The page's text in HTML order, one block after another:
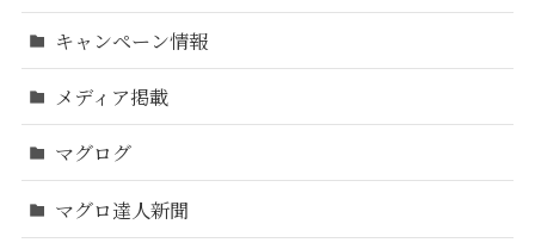
キャンペーン情報
メディア掲載
マグログ
マグロ達人新聞